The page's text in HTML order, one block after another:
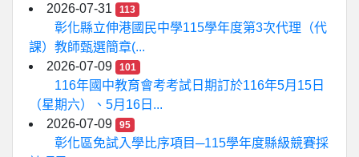
2026-07-31
113
彰化縣立伸港國民中學115學年度第3次代理（代
課）教師甄選簡章(...
2026-07-09
101
116年國中教育會考考試日期訂於116年5月15日
（星期六）、5月16日...
2026-07-09
95
彰化區免試入學比序項目─115學年度縣級競賽採